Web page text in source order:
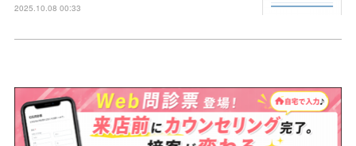
2025.10.08 00:33